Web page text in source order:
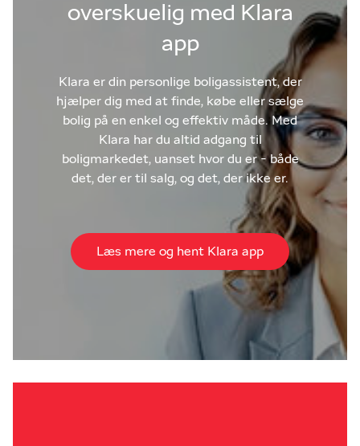
overskuelig med Klara
app
Klara er din personlige boligassistent, der
hjælper dig med at finde, købe eller sælge
bolig på en enkel og effektiv måde. Med
Klara har du altid adgang til
boligmarkedet, uanset hvor du er - både
det, der er til salg, og det, der ikke er.
Læs mere og hent Klara app